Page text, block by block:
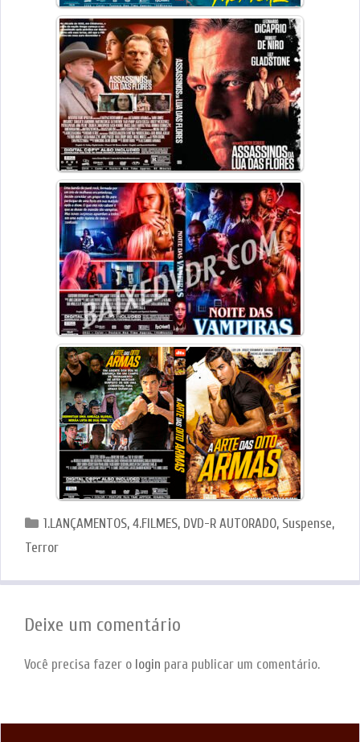
Categorias
1.LANÇAMENTOS,4.FILMES, DVD-R AUTORADO, Suspense,
Terror
Deixe um comentário
Você precisa fazer o login para publicar um comentário.